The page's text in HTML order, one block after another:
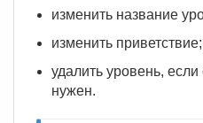
изменить название
изменить приветствие;
удалить уровень,
нужен.